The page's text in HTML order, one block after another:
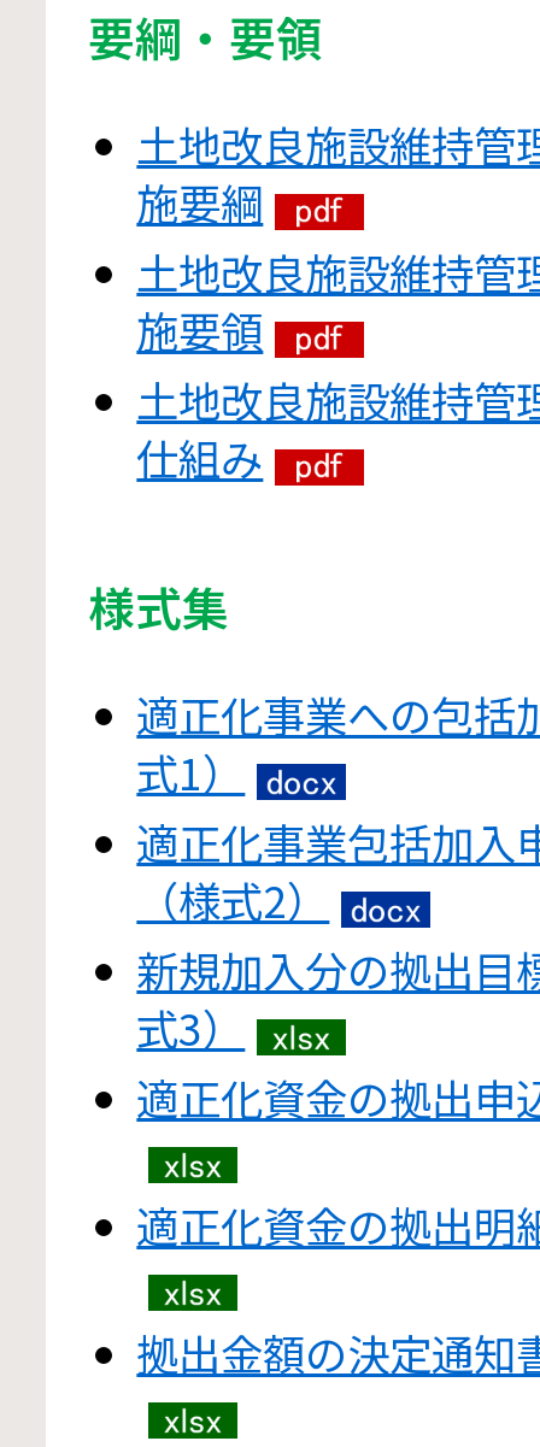
要綱・要領
土地改良施設維持管
施要綱
土地改良施設維持管
施要領
土地改良施設維持管
仕組み
様式集
適正化事業への包括
式1）
適正化事業包括加入
（様式2）
新規加入分の拠出目
式3）
適正化資金の拠出申
適正化資金の拠出明
拠出金額の決定通知